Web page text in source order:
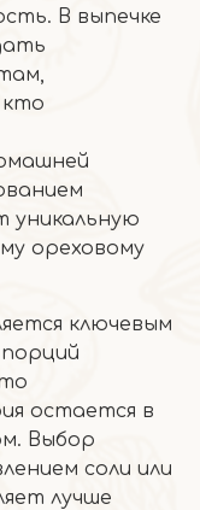
В выпечке
кто
уникальную
ореховому
ключевым
остается в
Выбор
соли или
лучше